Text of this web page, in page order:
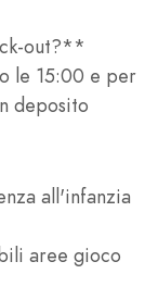
out?**
le 15:00 e per
deposito
all'infanzia
aree gioco